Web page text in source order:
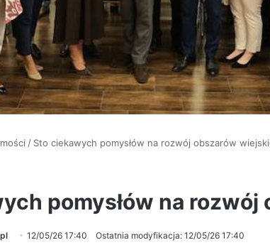
/ Sto ciekawych pomysłów na rozwój obszarów
pomysłów na
12/05/26 17:40 Ostatnia modyfikacja: 12/05/26 17:40